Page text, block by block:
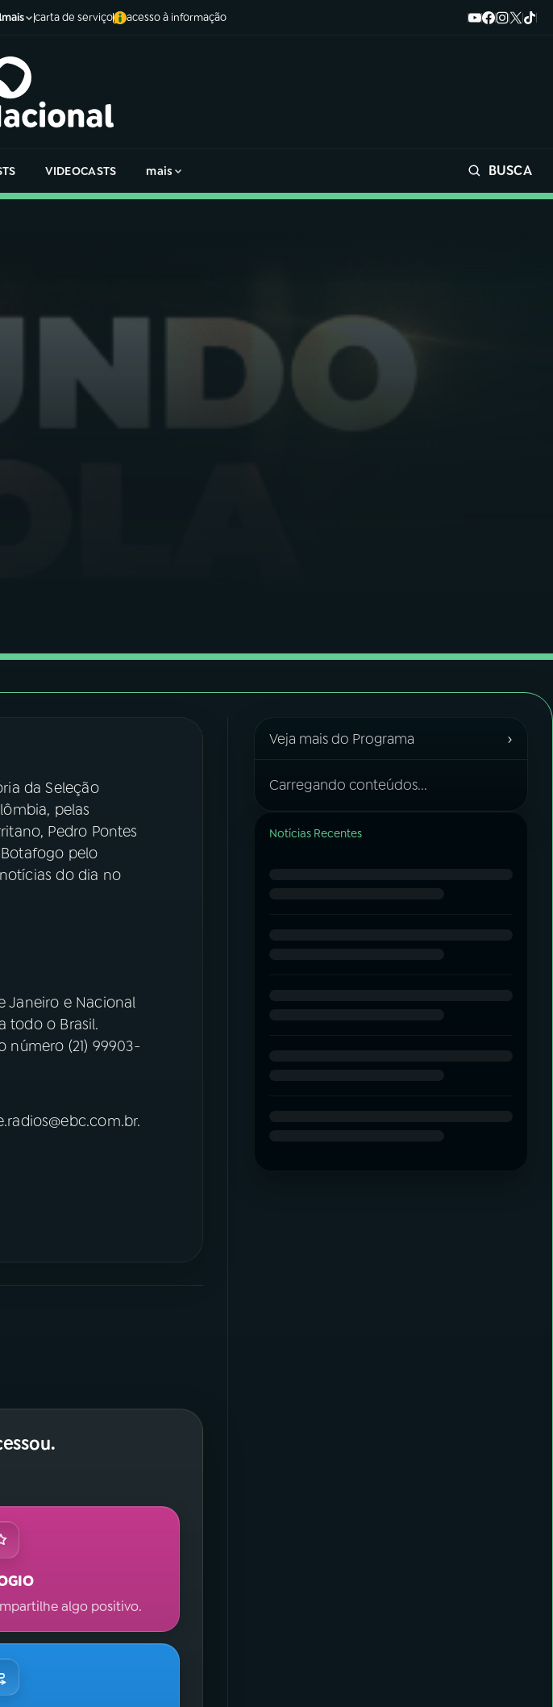
mais carta de serviço acesso à informação
VIDEOCASTS mais BUSCA
da Seleção
pelas
Pedro Pontes
pelo
do dia no
Janeiro e Nacional
todo o Brasil.
(21) 99903-
algo positivo.
Veja mais do Programa ›
Carregando conteúdos...
Notícias Recentes